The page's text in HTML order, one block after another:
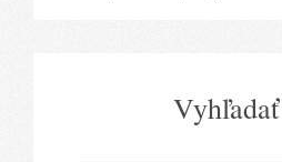
Vyhľadať